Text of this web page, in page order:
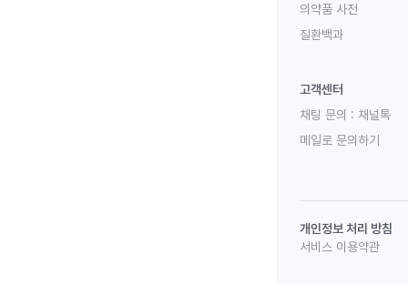
의약품 사전
질환백과
고객센터
채팅 문의 : 채널톡
메일로 문의하기
개인정보 처리 방침
서비스 이용약관